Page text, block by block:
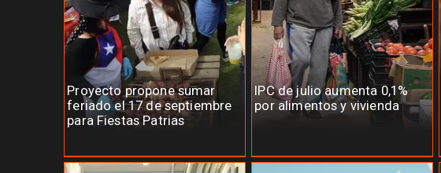
Proyecto propone sumar
feriado el 17 de septiembre
para Fiestas Patrias
IPC de julio aumenta 0,1%
por alimentos y vivienda